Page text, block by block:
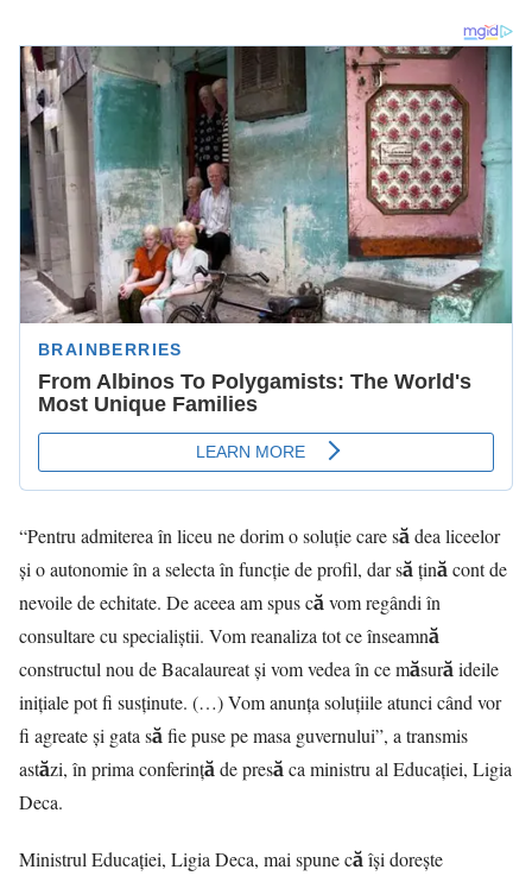
“Pentru admiterea în liceu ne dorim o soluție care să dea liceelor
și o autonomie în a selecta în funcție de profil, dar să țină cont de
nevoile de echitate. De aceea am spus că vom regândi în
consultare cu specialiștii. Vom reanaliza tot ce înseamnă
constructul nou de Bacalaureat și vom vedea în ce măsură ideile
inițiale pot fi susținute. (…) Vom anunța soluțiile atunci când vor
fi agreate și gata să fie puse pe masa guvernului”, a transmis
astăzi, în prima conferință de presă ca ministru al Educației, Ligia
Deca.
Ministrul Educaţiei, Ligia Deca, mai spune că îşi doreşte